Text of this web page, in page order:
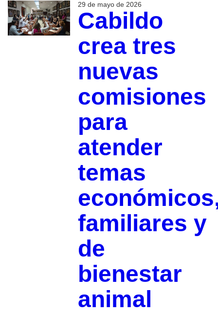
29 de mayo de 2026
Cabildo
crea tres
nuevas
comisiones
para
atender
temas
familiares y
de
bienestar
animal